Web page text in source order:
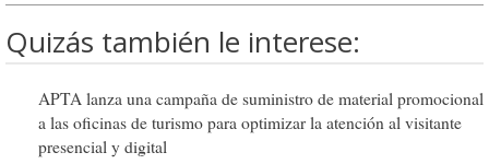
Quizás también le interese:
APTA lanza una campaña de suministro de material promocional
a las oficinas de turismo para optimizar la atención al visitante
presencial y digital